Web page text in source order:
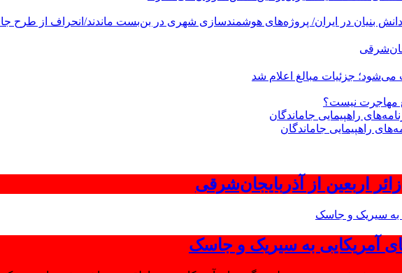
در ایران/ پروژه‌های هوشمندسازی شهری در بن‌بست ماندند/انحراف از طرح جامع ۱۳۸۶ به کشور
جزئیات مبالغ اعلام شد
مهاجرت نیست؟
راهپیمایی جاماندگان
آمریکایی به سیریک و جاسک